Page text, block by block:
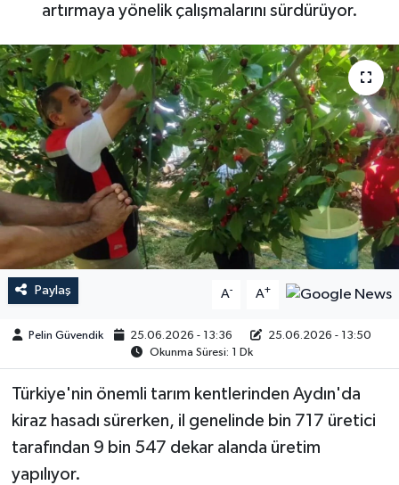
artırmaya yönelik çalışmalarını sürdürüyor.
Paylaş A- A+
Pelin Güvendik 25.06.2026 - 13:36
25.06.2026 - 13:50
Okunma Süresi: 1 Dk
Türkiye'nin önemli tarım kentlerinden Aydın'da
kiraz hasadı sürerken, il genelinde bin 717 üretici
tarafından 9 bin 547 dekar alanda üretim
yapılıyor.